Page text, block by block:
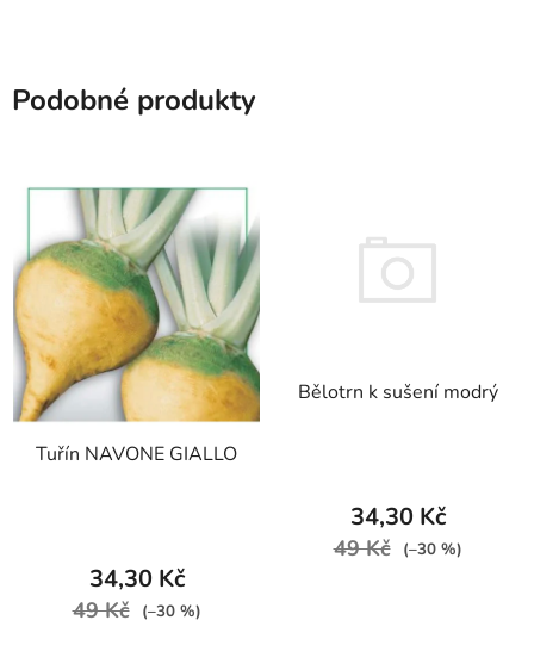
Podobné produkty
Tuřín NAVONE GIALLO
34,30 Kč
49 Kč (–30 %)
Bělotrn k sušení modrý
34,30 Kč
49 Kč (–30 %)